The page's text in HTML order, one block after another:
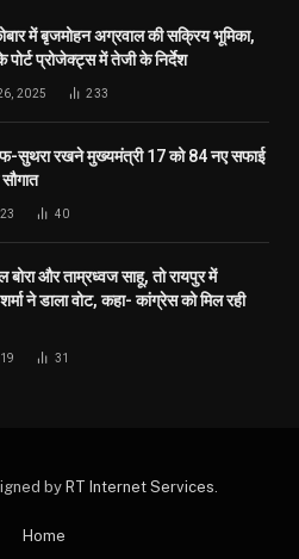
में बृजमोहन अग्रवाल की सक्रिय भूमिका,
प्रोजेक्ट्स में तेजी के निर्देश
2025 233
सुथरा रखने मुख्यमंत्री 17 को 84 नए सफाई
40
बोरा और ताम्रध्वज साहू, तो रायपुर में
ने डाला वोट, कहा- कांग्रेस को मिल रही
31
by RT Internet Services
Home